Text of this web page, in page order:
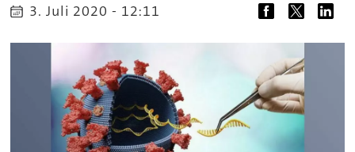
3. Juli 2020 - 12:11